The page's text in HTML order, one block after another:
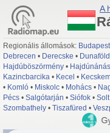
A
Regionális állomások: Budapest
Debrecen • Derecske •
Hajdúböszörmény • Hajdúnánás
Kazincbarcika • Kecel •
• Komló • Miskolc • Mohács •
Pécs • Salgótarján • Siófok • Solt
Szombathely • Tiszafüred •
Rádió 1 -